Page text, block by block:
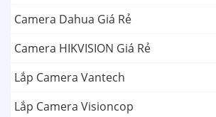
Camera Dahua Giá Rẻ
Camera HIKVISION Giá Rẻ
Lắp Camera Vantech
Lắp Camera Visioncop